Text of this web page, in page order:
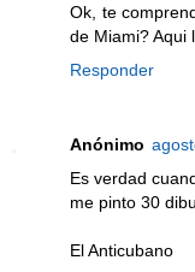
Ok, te
de Miami? Aqui
Responder
Anónimo
Es verdad
me pinto 30
El Anticubano